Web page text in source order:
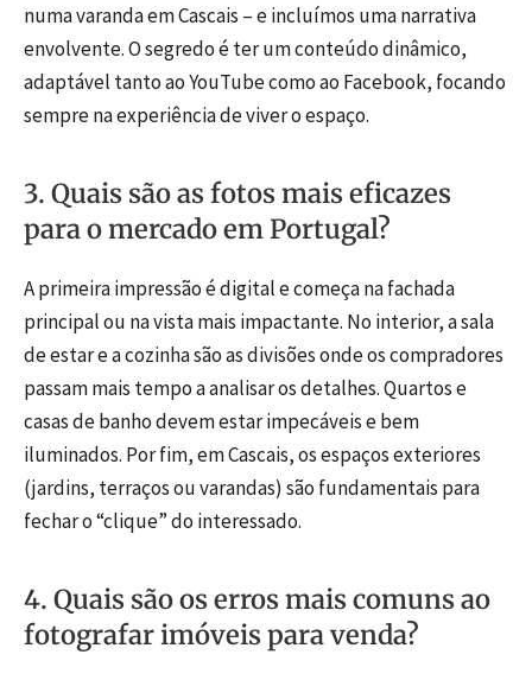
numa varanda em Cascais – e incluímos uma narrativa
envolvente. O segredo é ter um conteúdo dinâmico,
adaptável tanto ao YouTube como ao Facebook, focando
sempre na experiência de viver o espaço.
3. Quais são as fotos mais eficazes
para o mercado em Portugal?
A primeira impressão é digital e começa na fachada
principal ou na vista mais impactante. No interior, a sala
de estar e a cozinha são as divisões onde os compradores
passam mais tempo a analisar os detalhes. Quartos e
casas de banho devem estar impecáveis e bem
iluminados. Por fim, em Cascais, os espaços exteriores
(jardins, terraços ou varandas) são fundamentais para
fechar o “clique” do interessado.
4. Quais são os erros mais comuns ao
fotografar imóveis para venda?